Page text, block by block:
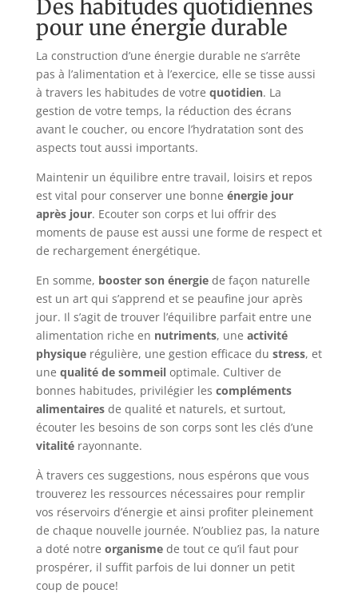
Des habitudes quotidiennes
pour une énergie durable
La construction d’une énergie durable ne s’arrête
pas à l’alimentation et à l’exercice, elle se tisse aussi
à travers les habitudes de votre quotidien. La
gestion de votre temps, la réduction des écrans
avant le coucher, ou encore l’hydratation sont des
aspects tout aussi importants.
Maintenir un équilibre entre travail, loisirs et repos
est vital pour conserver une bonne énergie jour
après jour. Ecouter son corps et lui offrir des
moments de pause est aussi une forme de respect et
de rechargement énergétique.
En somme, booster son énergiede façon naturelle
est un art qui s’apprend et se peaufine jour après
jour. Il s’agit de trouver l’équilibre parfait entre une
alimentation riche en nutriments, une activité
physiquerégulière, une gestion efficace du stress, et
une qualité de sommeiloptimale. Cultiver de
bonnes habitudes, privilégier les compléments
alimentairesde qualité et naturels, et surtout,
écouter les besoins de son corps sont les clés d’une
vitalitérayonnante.
À travers ces suggestions, nous espérons que vous
trouverez les ressources nécessaires pour remplir
vos réservoirs d’énergie et ainsi profiter pleinement
de chaque nouvelle journée. N’oubliez pas, la nature
a doté notre organismede tout ce qu’il faut pour
prospérer, il suffit parfois de lui donner un petit
coup de pouce!